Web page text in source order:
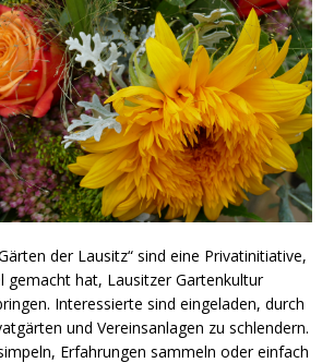
der Lausitz“ sind eine Privatinitiative,
gemacht hat, Lausitzer Gartenkultur
Interessierte sind eingeladen, durch
und Vereinsanlagen zu schlendern.
Erfahrungen sammeln oder einfach